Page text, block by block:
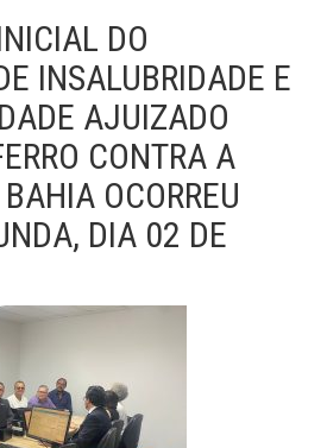
DO
INSALUBRIDADE E
AJUIZADO
CONTRA A
OCORREU
DIA 02 DE